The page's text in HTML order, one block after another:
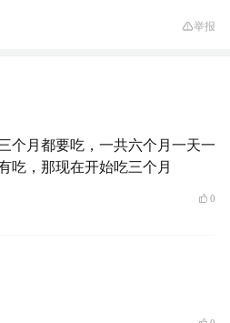
举报
个月都要吃，一共六个月一天一
吃，那现在开始吃三个月
0